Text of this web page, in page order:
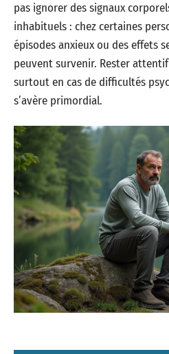
pas ignorer des signaux
inhabituels : chez certaines
épisodes anxieux ou des effets
peuvent survenir. Rester
surtout en cas de difficultés
s’avère primordial.